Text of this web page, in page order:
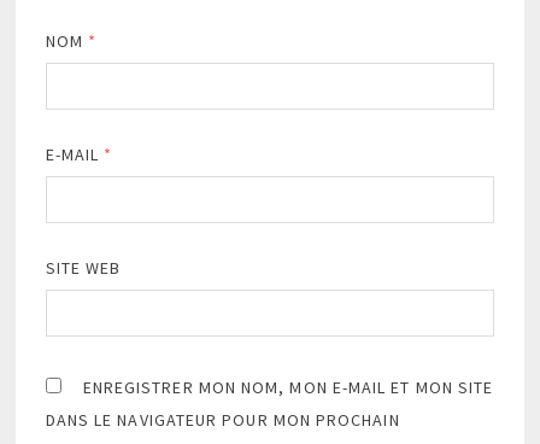
NOM *
E-MAIL *
SITE WEB
ENREGISTRER MON NOM, MON E-MAIL ET MON SITE
DANS LE NAVIGATEUR POUR MON PROCHAIN